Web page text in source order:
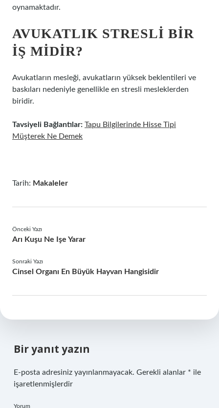
oynamaktadır.
AVUKATLIK STRESLI BIR
IŞ MIDIR?
Avukatların mesleği, avukatların yüksek beklentileri ve
baskıları nedeniyle genellikle en stresli mesleklerden
biridir.
Tavsiyeli Bağlantılar: Tapu Bilgilerinde Hisse Tipi
Müşterek Ne Demek
Tarih: Makaleler
Önceki Yazı
Arı Kuşu Ne Işe Yarar
Sonraki Yazı
Cinsel Organı En Büyük Hayvan Hangisidir
Bir yanıt yazın
E-posta adresiniz yayınlanmayacak. Gerekli alanlar * ile
işaretlenmişlerdir
Yorum